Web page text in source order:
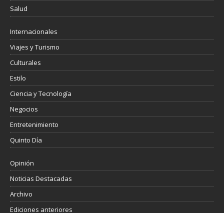
Salud
Internacionales
Viajes y Turismo
Culturales
Estilo
Ciencia y Tecnología
Negocios
Entretenimiento
Quinto Día
Opinión
Noticias Destacadas
Archivo
Ediciones anteriores